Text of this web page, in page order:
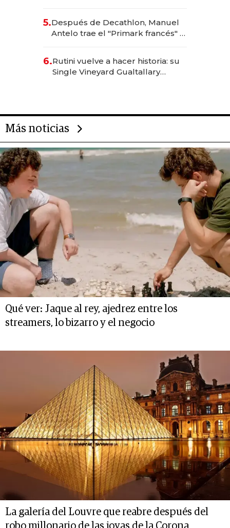
5.Después de Decathlon, Manuel
Antelo trae el "Primark francés" a
6.Rutini vuelve a hacer historia: su
Single Vineyard Gualtallary
Más noticias
Qué ver: Jaque al rey, ajedrez entre los
streamers, lo bizarro y el negocio
La galería del Louvre que reabre después del
robo millonario de las joyas de la Corona